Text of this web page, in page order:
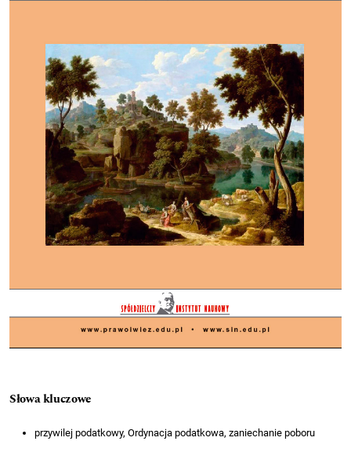
Słowa kluczowe
przywilej podatkowy, Ordynacja podatkowa, zaniechanie poboru